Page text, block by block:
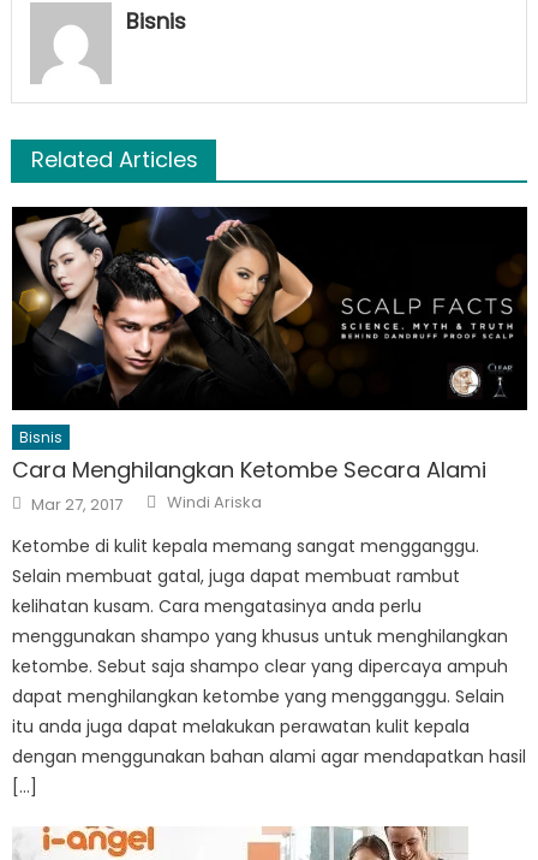
Bisnis
Related Articles
Bisnis
Cara Menghilangkan Ketombe Secara Alami
Posted
on
Mar 27, 2017 Author
Windi Ariska
Ketombe di kulit kepala memang sangat mengganggu.
Selain membuat gatal, juga dapat membuat rambut
kelihatan kusam. Cara mengatasinya anda perlu
menggunakan shampo yang khusus untuk menghilangkan
ketombe. Sebut saja shampo clear yang dipercaya ampuh
dapat menghilangkan ketombe yang mengganggu. Selain
itu anda juga dapat melakukan perawatan kulit kepala
dengan menggunakan bahan alami agar mendapatkan hasil
[…]